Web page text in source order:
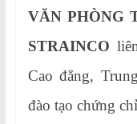
VĂN PHÒNG
STRAINCO
Cao đẳng,
đào tạo chứng